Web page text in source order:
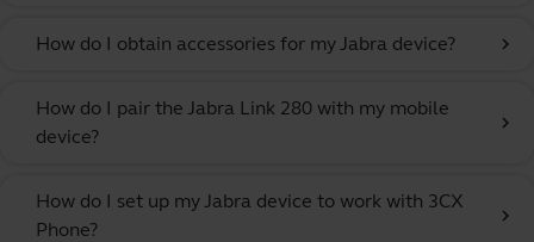
How do I obtain accessories for my Jabra device? chevron_right
How do I pair the Jabra Link 280 with my mobile
device?
chevron_right
How do I set up my Jabra device to work with 3CX
Phone?
chevron_right